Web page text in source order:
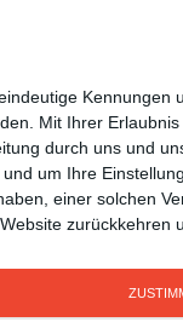
Kennungen
Mit Ihrer
durch uns und
um Ihre
einer solchen
zurückkehren
Kisseo auf Facebook